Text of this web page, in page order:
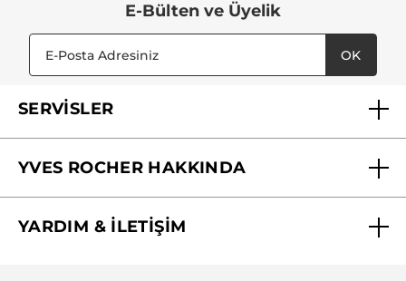
E-Bülten ve Üyelik
OK
SERVİSLER
YVES ROCHER HAKKINDA
Yves Rocher Vakfı
YARDIM & İLETİŞİM